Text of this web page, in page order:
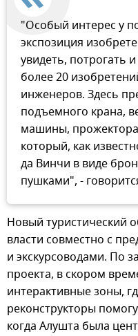
"Особый интерес у
экспозиция
увидеть, потрогать
более 20
инженеров. Здесь
подъемного крана,
машины,
который, как
да Винчи в виде
пушками", -
Новый туристический
власти совместно с
и экскурсоводами. По
проекта, в скором
интерактивные зоны,
реконструкторы
когда Алушта была